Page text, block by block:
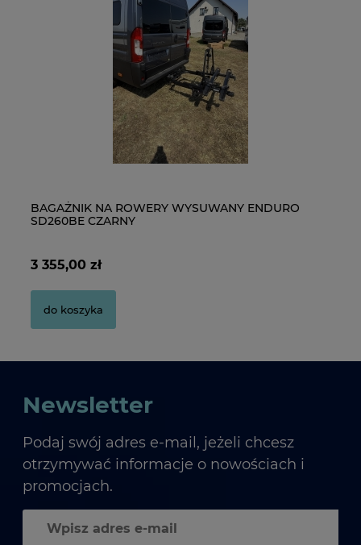
BAGAŻNIK NA ROWERY WYSUWANY ENDURO
SD260BE CZARNY
3 355,00 zł
do koszyka
Pudełko na płyty CD/DVD
2,80 zł
do koszyka
Newsletter
Podaj swój adres e-mail, jeżeli chcesz
otrzymywać informacje o nowościach i
promocjach.